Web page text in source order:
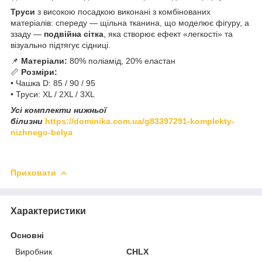
Труси з високою посадкою виконані з комбінованих
матеріалів: спереду — щільна тканина, що моделює фігуру, а
ззаду — подвійна сітка , яка створює ефект «легкості» та
візуально підтягує сідниці.
📌 Матеріали: 80% поліамід, 20% еластан
📏 Розміри:
• Чашка D: 85 / 90 / 95
• Труси: XL / 2XL / 3XL
Усі комплекти нижньої
білизни https://dominika.com.ua/g83397291-komplekty-
nizhnego-belya
Приховати
Характеристики
Основні
Виробник
CHLX